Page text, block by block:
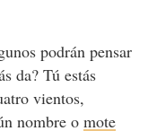
podrán pensar
da? Tú estás
vientos,
nombre o mote